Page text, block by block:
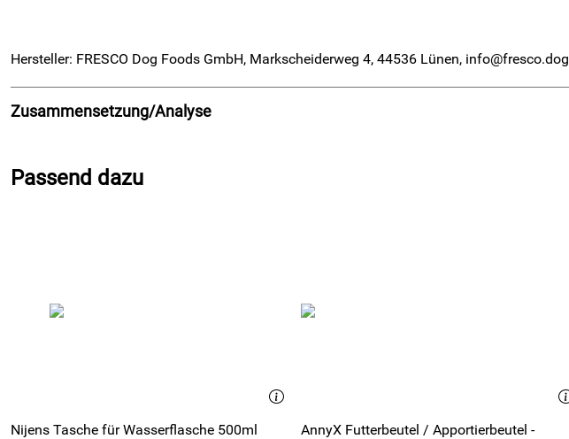
Hersteller: FRESCO Dog Foods GmbH, Markscheiderweg 4, 44536 Lünen, info@fresco.dog
Zusammensetzung/Analyse
95% Hähnchenfleisch, 5% natürliches pflanzliches Glycerin
Passend dazu
Nijens Tasche für Wasserflasche 500ml
AnnyX Futterbeutel / Apportierbeutel -